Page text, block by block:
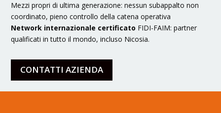
Mezzi propri di ultima generazione: nessun subappalto non
coordinato, pieno controllo della catena operativa
Network internazionale certificato FIDI-FAIM: partner
qualificati in tutto il mondo, incluso Nicosia.
CONTATTI AZIENDA